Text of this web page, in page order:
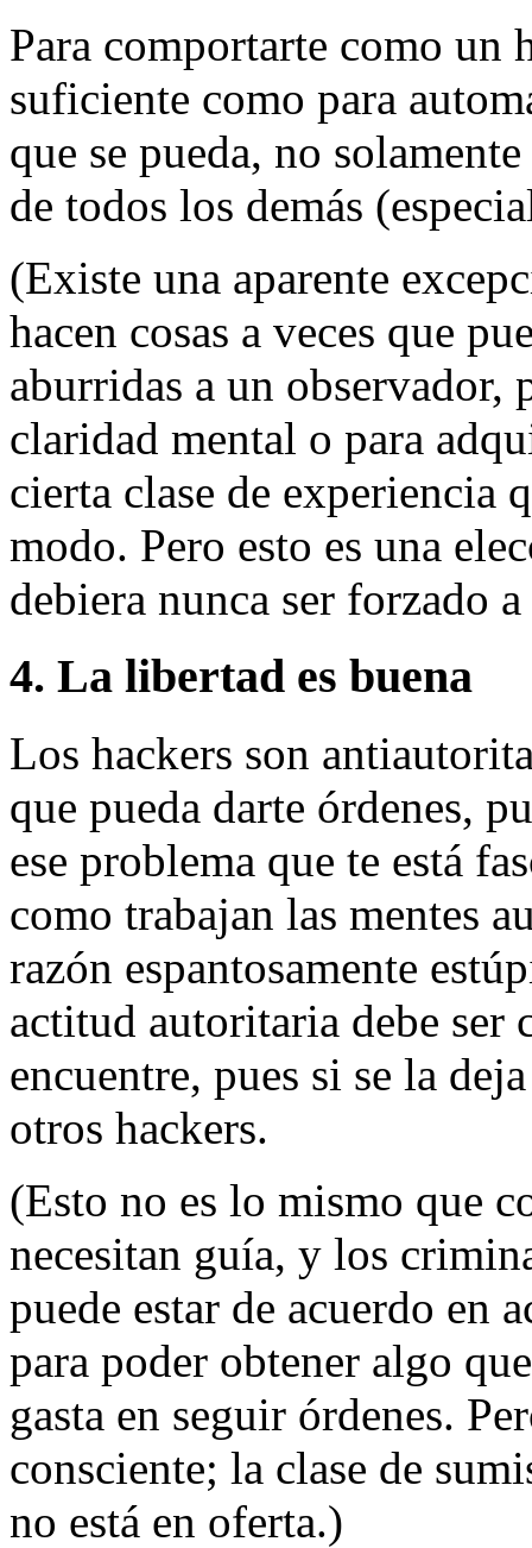
Para comportarte como un
suficiente como para
que se pueda, no
de todos los demás
(Existe una aparente
hacen cosas a veces que
aburridas a un observador,
claridad mental o para
cierta clase de experiencia
modo. Pero esto es una
debiera nunca ser forzado
4. La libertad es buena
Los hackers son
que pueda darte órdenes,
ese problema que te está
como trabajan las mentes
razón espantosamente
actitud autoritaria debe ser
encuentre, pues si se la
otros hackers.
(Esto no es lo mismo que
necesitan guía, y los
puede estar de acuerdo en
para poder obtener algo
gasta en seguir órdenes.
consciente; la clase de
no está en oferta.)